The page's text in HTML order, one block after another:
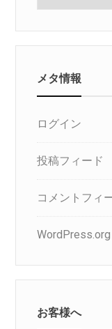
メタ情報
ログイン
投稿フィード
コメントフィ
WordPress.org
お客様へ